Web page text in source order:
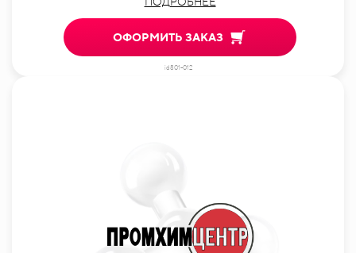
ОФОРМИТЬ ЗАКАЗ
id801-012